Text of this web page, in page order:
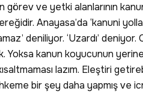
görev ve yetki alanlarının
Anayasa’da ‘kanuni
deniliyor. ‘Uzardı’
Yoksa kanun koyucunun
lazım. Eleştiri
bir şey daha yapmış ve